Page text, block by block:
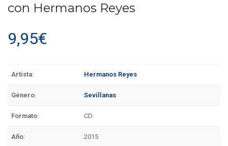
con Hermanos Reyes
9,95€
Artista: Hermanos Reyes
Género: Sevillanas
Formato: CD
Año: 2015